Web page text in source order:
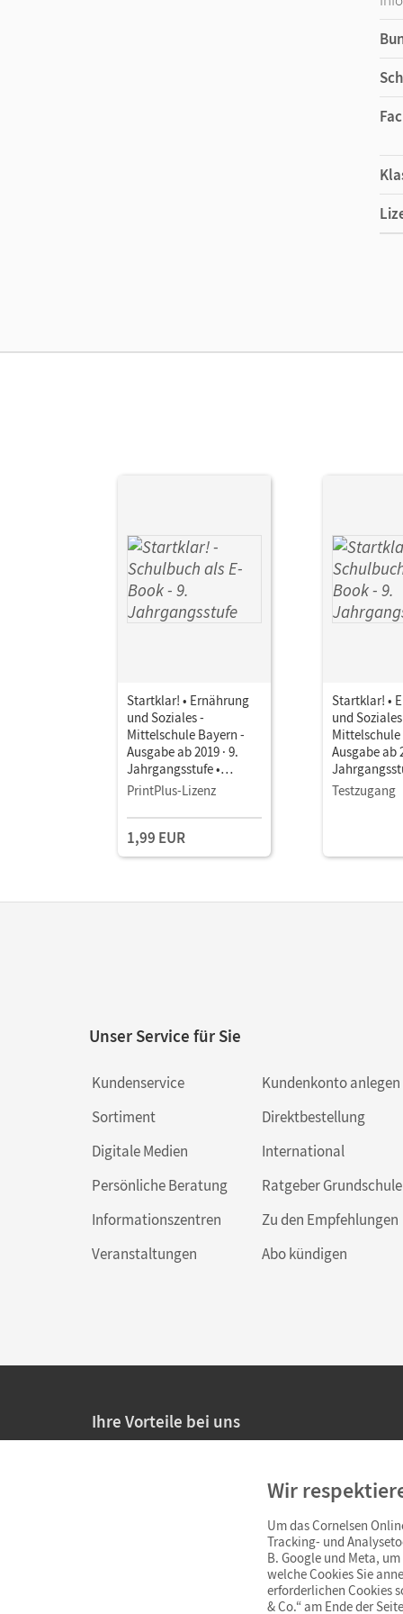
Startklar! • Ernährung
und Soziales -
Mittelschule Bayern -
Ausgabe ab 2019 · 9.
Jahrgangsstufe •
Schulbuch als E-Book
PrintPlus-Lizenz
1,99 EUR
Startklar! •
und
Mittelschule
Ausgabe ab
Schulbuch
Testzugang
Unser Service für Sie
Kundenservice
Sortiment
Digitale Medien
Persönliche Beratung
Informationszentren
Veranstaltungen
Kundenkonto anlegen
Direktbestellung
International
Ratgeber Grundschule
Zu den Empfehlungen
Abo kündigen
Ihre Vorteile bei uns
Persönliche Angebote für Lehrkräfte
Sicheres Einkaufen mit SSL-Verschlüsselung
Widerrufsfristvon 4 Wochen
Schnelle und einfache Retourenabwicklung
Wir
Um das Cornelsen
Tracking- und
B. Google und Meta,
welche Cookies Sie
erforderlichen Cookies
& Co.“ am Ende der